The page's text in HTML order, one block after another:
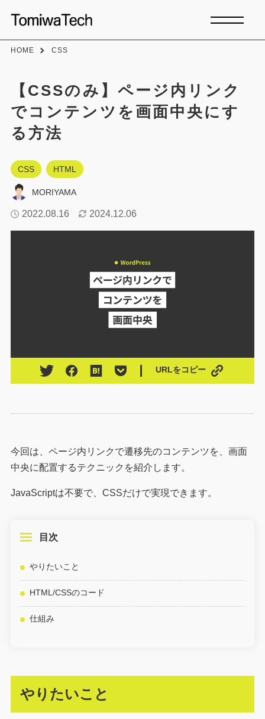
HOME CSS
【CSSのみ】ページ内リンク
でコンテンツを画面中央にす
る方法
CSS HTML
MORIYAMA
2022.08.16 2024.12.06
URLをコピー
今回は、ページ内リンクで遷移先のコンテンツを、画面
中央に配置するテクニックを紹介します。
JavaScriptは不要で、CSSだけで実現できます。
目次
やりたいこと
HTML/CSSのコード
仕組み
やりたいこと